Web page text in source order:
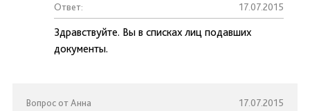
Ответ: 17.07.2015
Здравствуйте. Вы в списках лиц подавших
документы.
Вопрос от Анна 17.07.2015